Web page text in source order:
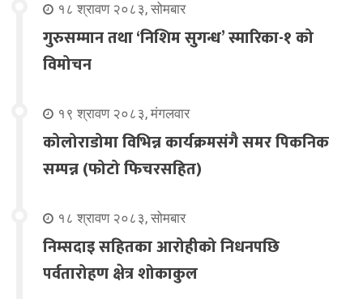
१८ श्रावण २०८३, सोमबार
गुरुसम्मान तथा ‘निशिम सुगन्ध’ स्मारिका-१ को
विमोचन
१९ श्रावण २०८३, मंगलवार
कोलोराडोमा विभिन्न कार्यक्रमसंगै समर पिकनिक
सम्पन्न (फोटो फिचरसहित)
१८ श्रावण २०८३, सोमबार
निम्सदाइ सहितका आरोहीको निधनपछि
पर्वतारोहण क्षेत्र शोकाकुल